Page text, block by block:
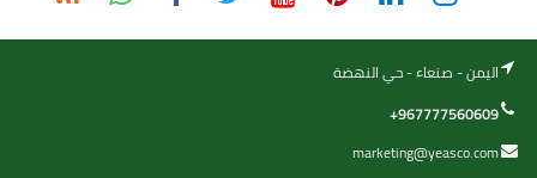
اليمن - صنعاء - حي النهضة
+967777560609
marketing@yeasco.com